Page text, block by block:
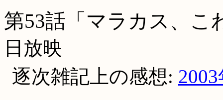
第53話「マラカス、こ
日放映
逐次雑記上の感想: